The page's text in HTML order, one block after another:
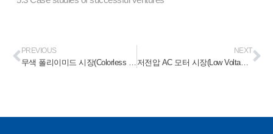
PREVIOUS NEXT
저전압 AC 모터 시장(Low Voltage AC Motor Market) 2023-2028